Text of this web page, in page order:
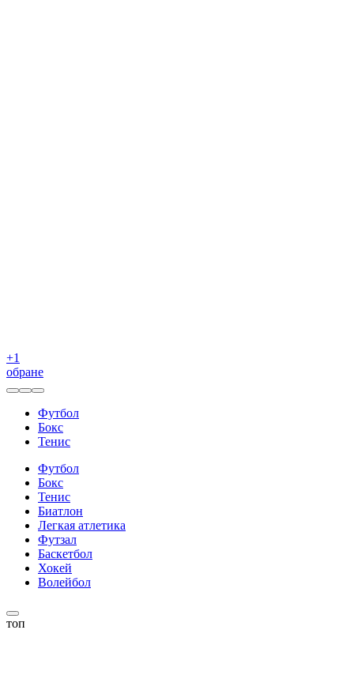
+1
обране
Футбол
Бокс
Тенис
Футбол
Бокс
Тенис
Биатлон
Легкая атлетика
Футзал
Баскетбол
Хокей
Волейбол
топ